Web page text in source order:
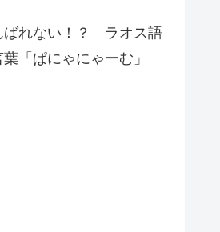
ばれない！？ ラオス語
「ぱにゃにゃーむ」